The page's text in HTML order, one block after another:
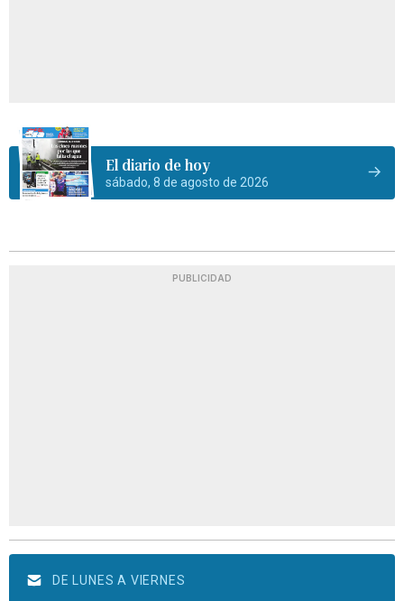
El diario de hoy
sábado, 8 de agosto de 2026
PUBLICIDAD
DE LUNES A VIERNES